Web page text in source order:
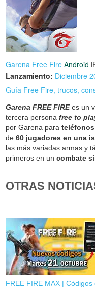
Garena Free Fire Android
Lanzamiento: Diciembre
Guía Free Fire, trucos,
Garena FREE FIREes un
tercera personafree to
por Garena para
de60 jugadores en una
las más variadas armas y
primeros en uncombate
OTRAS
FREE FIRE MAX | Códigos